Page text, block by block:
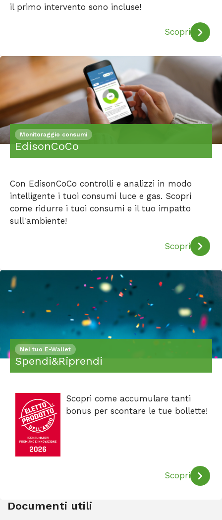
il primo intervento sono incluse!
Scopri
Monitoraggio consumi
EdisonCoCo
Con EdisonCoCo controlli e analizzi in modo
intelligente i tuoi consumi luce e gas. Scopri
come ridurre i tuoi consumi e il tuo impatto
sull'ambiente!
Scopri
Nel tuo E-Wallet
Spendi&Riprendi
Scopri come accumulare tanti
bonus per scontare le tue bollette!
Scopri
Documenti utili